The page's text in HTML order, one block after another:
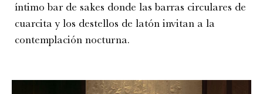
íntimo bar de sakes donde las barras circulares de
cuarcita y los destellos de latón invitan a la
contemplación nocturna.